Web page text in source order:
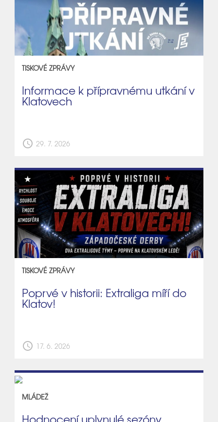
TISKOVÉ ZPRÁVY
Informace k přípravnému utkání v
Klatovech
schedule 29. 7. 2026
TISKOVÉ ZPRÁVY
Poprvé v historii: Extraliga míří do
Klatov!
schedule 17. 6. 2026
MLÁDEŽ
Hodnocení uplynulé sezóny